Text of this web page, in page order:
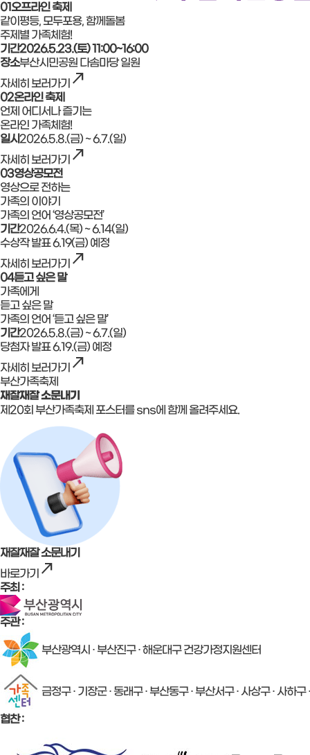
01오프라인 축제
같이평등, 모두포용, 함께돌봄
주제별 가족체험!
기간2026.5.23.(토) 11:00~16:00
장소부산시민공원 다솜마당 일원
자세히 보러가기 north_east
02온라인 축제
언제 어디서나 즐기는
온라인 가족체험!
일시2026.5.8.(금) ~ 6.7.(일)
자세히 보러가기 north_east
03영상공모전
영상으로 전하는
가족의 이야기
가족의 언어 ‘영상공모전’
기간2026.6.4.(목) ~ 6.14(일)
수상작 발표 6.19(금) 예정
자세히 보러가기 north_east
04듣고 싶은 말
가족에게
듣고 싶은 말
가족의 언어 ‘듣고 싶은 말’
기간2026.5.8.(금) ~ 6.7.(일)
당첨자 발표 6.19.(금) 예정
자세히 보러가기 north_east
부산가족축제
재잘재잘 소문내기
제20회 부산가족축제 포스터를 sns에 함께 올려주세요.
재잘재잘 소문내기
바로가기 north_east
주최 :
주관 :
부산광역시 · 부산진구 · 해운대구 건강가정지원센터
금정구 · 기장군 · 동래구 · 부산동구 · 부산서구 · 사상구 · 사하
협찬 :